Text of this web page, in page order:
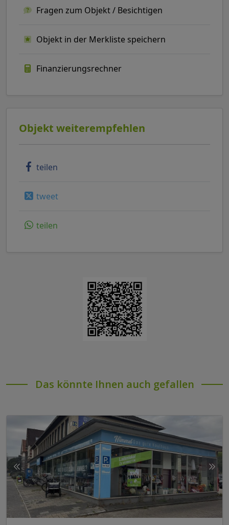
Fragen zum Objekt / Besichtigen
Objekt in der Merkliste speichern
Finanzierungsrechner
Objekt weiterempfehlen
teilen
tweet
teilen
Das könnte Ihnen auch gefallen